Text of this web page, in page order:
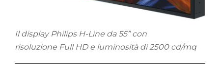
Il display Philips H-Line da 55” con
risoluzione Full HD e luminosità di 2500 cd/mq